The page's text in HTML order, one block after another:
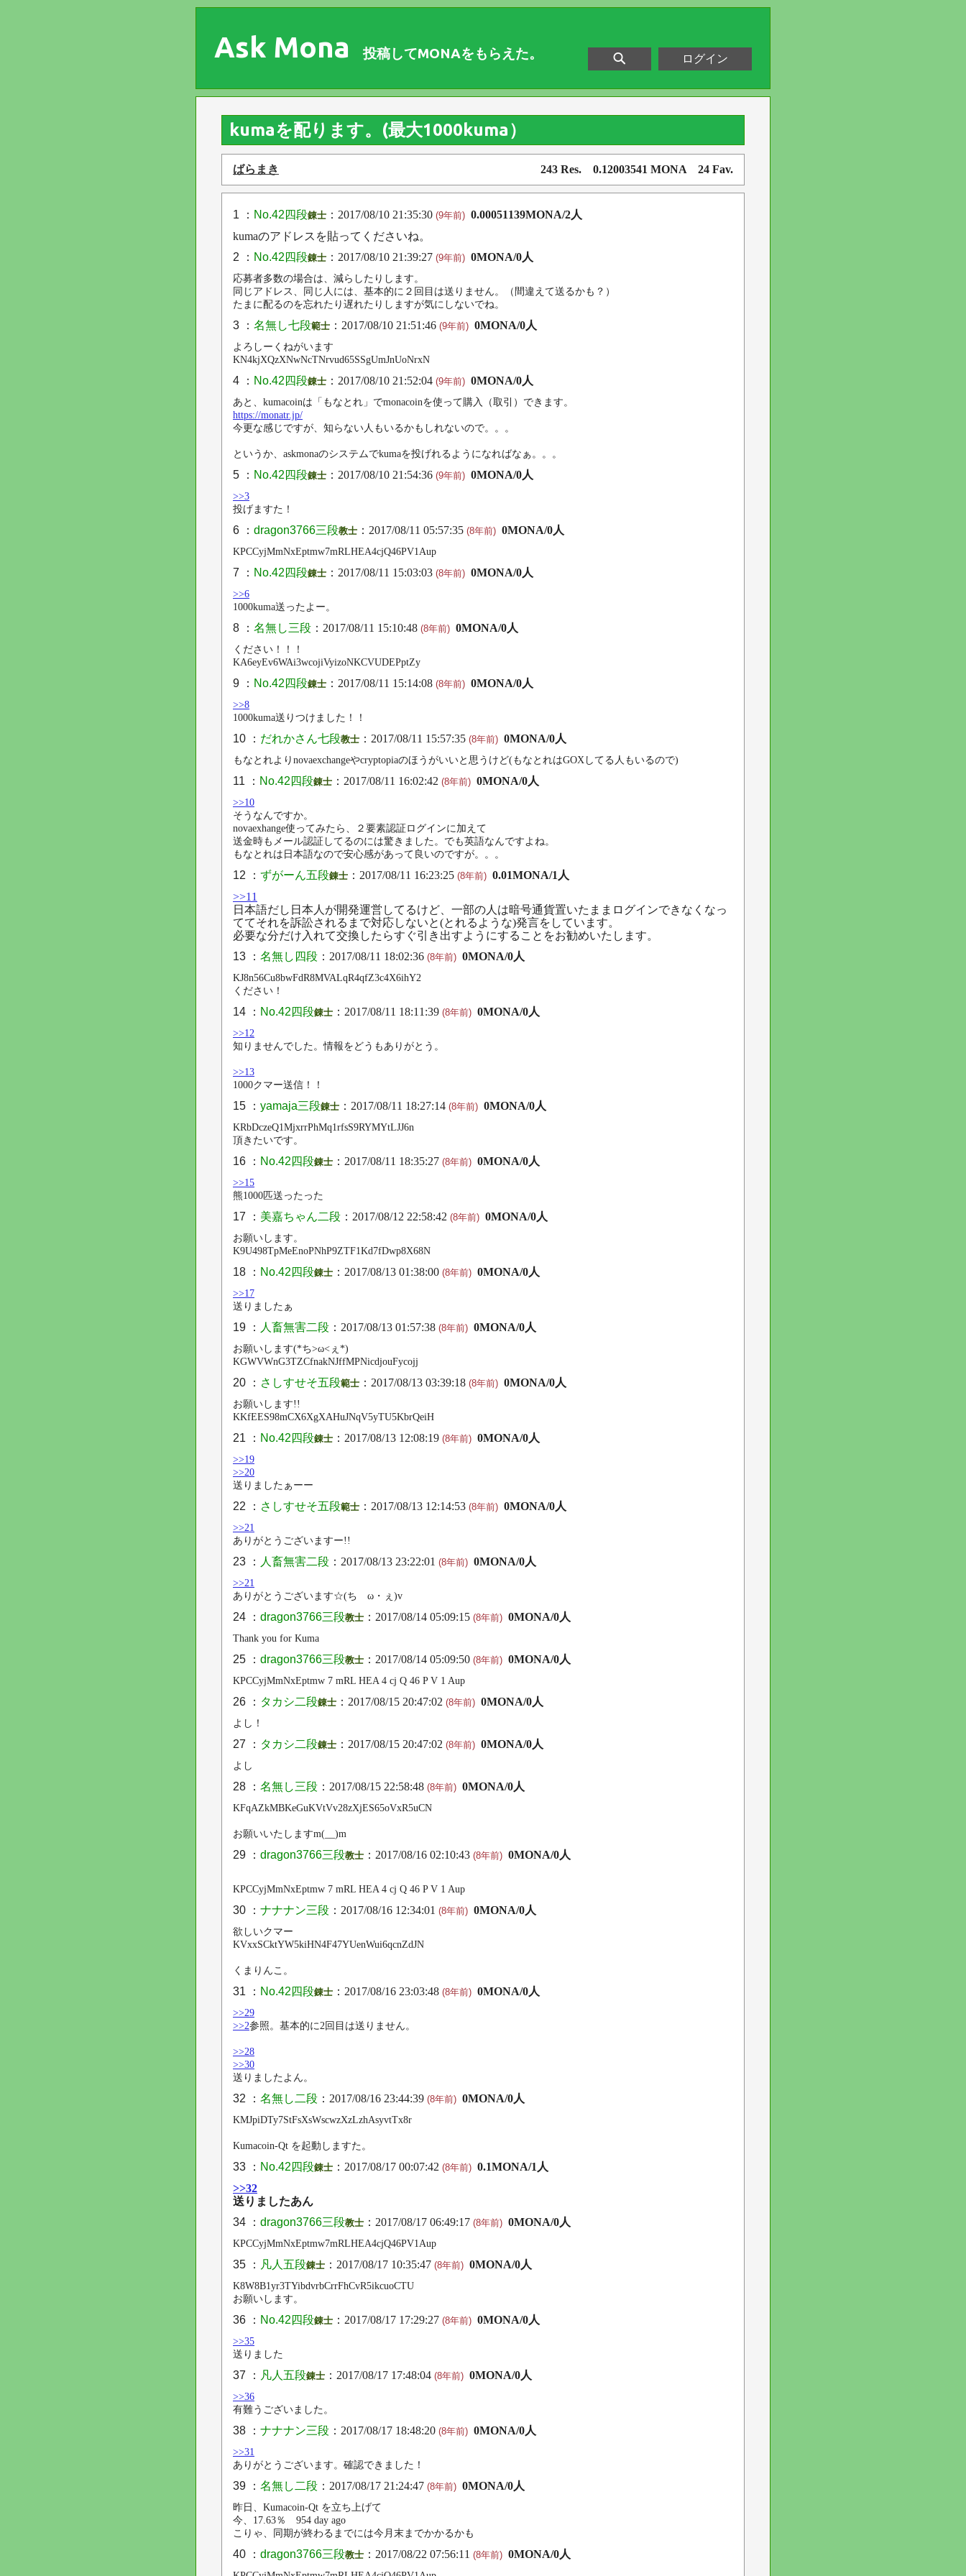
Ask Mona 投稿してMONAをもらえた。 ログイン
kumaを配ります。(最大1000kuma）
ばらまき 243 Res. 0.12003541 MONA 24 Fav.
1 ： No.42四段錬士 ：2017/08/10 21:35:30 (9年前) 0.00051139MONA/2人
kumaのアドレスを貼ってくださいね。
2 ： No.42四段錬士 ：2017/08/10 21:39:27 (9年前) 0MONA/0人
応募者多数の場合は、減らしたりします。
同じアドレス、同じ人には、基本的に２回目は送りません。（間違えて送るかも？）
たまに配るのを忘れたり遅れたりしますが気にしないでね。
3 ： 名無し七段範士 ：2017/08/10 21:51:46 (9年前) 0MONA/0人
よろしーくねがいます
KN4kjXQzXNwNcTNrvud65SSgUmJnUoNrxN
4 ： No.42四段錬士 ：2017/08/10 21:52:04 (9年前) 0MONA/0人
あと、kumacoinは「もなとれ」でmonacoinを使って購入（取引）できます。
https://monatr.jp/
今更な感じですが、知らない人もいるかもしれないので。。。
というか、askmonaのシステムでkumaを投げれるようになればなぁ。。。
5 ： No.42四段錬士 ：2017/08/10 21:54:36 (9年前) 0MONA/0人
>>3
投げますた！
6 ： dragon3766三段教士 ：2017/08/11 05:57:35 (8年前) 0MONA/0人
KPCCyjMmNxEptmw7mRLHEA4cjQ46PV1Aup
7 ： No.42四段錬士 ：2017/08/11 15:03:03 (8年前) 0MONA/0人
>>6
1000kuma送ったよー。
8 ： 名無し三段 ：2017/08/11 15:10:48 (8年前) 0MONA/0人
ください！！！
KA6eyEv6WAi3wcojiVyizoNKCVUDEPptZy
9 ： No.42四段錬士 ：2017/08/11 15:14:08 (8年前) 0MONA/0人
>>8
1000kuma送りつけました！！
10 ： だれかさん七段教士 ：2017/08/11 15:57:35 (8年前) 0MONA/0人
もなとれよりnovaexchangeやcryptopiaのほうがいいと思うけど(もなとれはGOXしてる人もいるので)
11 ： No.42四段錬士 ：2017/08/11 16:02:42 (8年前) 0MONA/0人
>>10
そうなんですか。
novaexhange使ってみたら、２要素認証ログインに加えて
送金時もメール認証してるのには驚きました。でも英語なんですよね。
もなとれは日本語なので安心感があって良いのですが。。。
12 ： ずがーん五段錬士 ：2017/08/11 16:23:25 (8年前) 0.01MONA/1人
>>11
日本語だし日本人が開発運営してるけど、一部の人は暗号通貨置いたままログインできなくなっ
ててそれを訴訟されるまで対応しないと(とれるような)発言をしています。
必要な分だけ入れて交換したらすぐ引き出すようにすることをお勧めいたします。
13 ： 名無し四段 ：2017/08/11 18:02:36 (8年前) 0MONA/0人
KJ8n56Cu8bwFdR8MVALqR4qfZ3c4X6ihY2
ください！
14 ： No.42四段錬士 ：2017/08/11 18:11:39 (8年前) 0MONA/0人
>>12
知りませんでした。情報をどうもありがとう。
>>13
1000クマー送信！！
15 ： yamaja三段錬士 ：2017/08/11 18:27:14 (8年前) 0MONA/0人
KRbDczeQ1MjxrrPhMq1rfsS9RYMYtLJJ6n
頂きたいです。
16 ： No.42四段錬士 ：2017/08/11 18:35:27 (8年前) 0MONA/0人
>>15
熊1000匹送ったった
17 ： 美嘉ちゃん二段 ：2017/08/12 22:58:42 (8年前) 0MONA/0人
お願いします。
K9U498TpMeEnoPNhP9ZTF1Kd7fDwp8X68N
18 ： No.42四段錬士 ：2017/08/13 01:38:00 (8年前) 0MONA/0人
>>17
送りましたぁ
19 ： 人畜無害二段 ：2017/08/13 01:57:38 (8年前) 0MONA/0人
お願いします(*ち>ω<ぇ*)
KGWVWnG3TZCfnakNJffMPNicdjouFycojj
20 ： さしすせそ五段範士 ：2017/08/13 03:39:18 (8年前) 0MONA/0人
お願いします!!
KKfEES98mCX6XgXAHuJNqV5yTU5KbrQeiH
21 ： No.42四段錬士 ：2017/08/13 12:08:19 (8年前) 0MONA/0人
>>19
>>20
送りましたぁーー
22 ： さしすせそ五段範士 ：2017/08/13 12:14:53 (8年前) 0MONA/0人
>>21
ありがとうございますー!!
23 ： 人畜無害二段 ：2017/08/13 23:22:01 (8年前) 0MONA/0人
>>21
ありがとうございます☆(ちゝω・ぇ)v
24 ： dragon3766三段教士 ：2017/08/14 05:09:15 (8年前) 0MONA/0人
Thank you for Kuma
25 ： dragon3766三段教士 ：2017/08/14 05:09:50 (8年前) 0MONA/0人
KPCCyjMmNxEptmw 7 mRL HEA 4 cj Q 46 P V 1 Aup
26 ： タカシ二段錬士 ：2017/08/15 20:47:02 (8年前) 0MONA/0人
よし！
27 ： タカシ二段錬士 ：2017/08/15 20:47:02 (8年前) 0MONA/0人
よし
28 ： 名無し三段 ：2017/08/15 22:58:48 (8年前) 0MONA/0人
KFqAZkMBKeGuKVtVv28zXjES65oVxR5uCN
お願いいたしますm(__)m
29 ： dragon3766三段教士 ：2017/08/16 02:10:43 (8年前) 0MONA/0人
KPCCyjMmNxEptmw 7 mRL HEA 4 cj Q 46 P V 1 Aup
30 ： ナナナン三段 ：2017/08/16 12:34:01 (8年前) 0MONA/0人
欲しいクマー
KVxxSCktYW5kiHN4F47YUenWui6qcnZdJN
くまりんこ。
31 ： No.42四段錬士 ：2017/08/16 23:03:48 (8年前) 0MONA/0人
>>29
>>2参照。基本的に2回目は送りません。
>>28
>>30
送りましたよん。
32 ： 名無し二段 ：2017/08/16 23:44:39 (8年前) 0MONA/0人
KMJpiDTy7StFsXsWscwzXzLzhAsyvtTx8r
Kumacoin-Qt を起動しますた。
33 ： No.42四段錬士 ：2017/08/17 00:07:42 (8年前) 0.1MONA/1人
>>32
送りましたあん
34 ： dragon3766三段教士 ：2017/08/17 06:49:17 (8年前) 0MONA/0人
KPCCyjMmNxEptmw7mRLHEA4cjQ46PV1Aup
35 ： 凡人五段錬士 ：2017/08/17 10:35:47 (8年前) 0MONA/0人
K8W8B1yr3TYibdvrbCrrFhCvR5ikcuoCTU
お願いします。
36 ： No.42四段錬士 ：2017/08/17 17:29:27 (8年前) 0MONA/0人
>>35
送りました
37 ： 凡人五段錬士 ：2017/08/17 17:48:04 (8年前) 0MONA/0人
>>36
有難うございました。
38 ： ナナナン三段 ：2017/08/17 18:48:20 (8年前) 0MONA/0人
>>31
ありがとうございます。確認できました！
39 ： 名無し二段 ：2017/08/17 21:24:47 (8年前) 0MONA/0人
昨日、Kumacoin-Qt を立ち上げて
今、17.63％ 954 day ago
こりゃ、同期が終わるまでには今月末までかかるかも
40 ： dragon3766三段教士 ：2017/08/22 07:56:11 (8年前) 0MONA/0人